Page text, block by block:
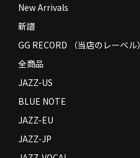
New Arrivals
新譜
GG RECORD （当店のレーベル）
全商品
JAZZ-US
BLUE NOTE
JAZZ-EU
JAZZ-JP